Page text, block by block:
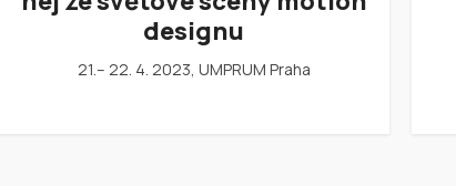
designu
21.– 22. 4. 2023, UMPRUM Praha